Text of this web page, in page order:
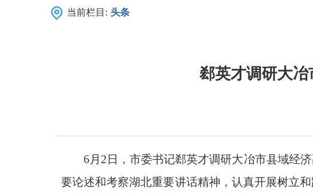
当前栏目: 头条
郄英才调研大
6月2日，市委书记郄英才调研大冶市县域经
要论述和考察湖北重要讲话精神，认真开展树立